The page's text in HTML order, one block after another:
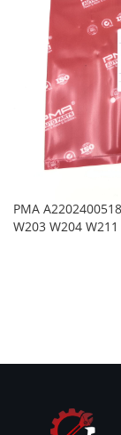
PMA
W203 W204 W211